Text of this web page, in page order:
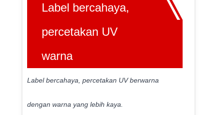
Label bercahaya,
percetakan UV
warna
Label bercahaya, percetakan UV berwarna
dengan warna yang lebih kaya.